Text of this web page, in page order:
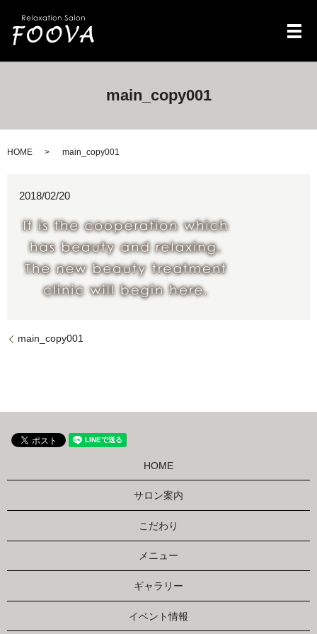
メ
main_copy001
HOME main_copy001
2018/02/20
main_copy001
HOME
サロン案内
こだわり
メニュー
ギャラリー
イベント情報